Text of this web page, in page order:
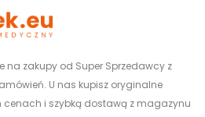
na zakupy od Super Sprzedawcy z
U nas kupisz oryginalne
cenach i szybką dostawą z magazynu